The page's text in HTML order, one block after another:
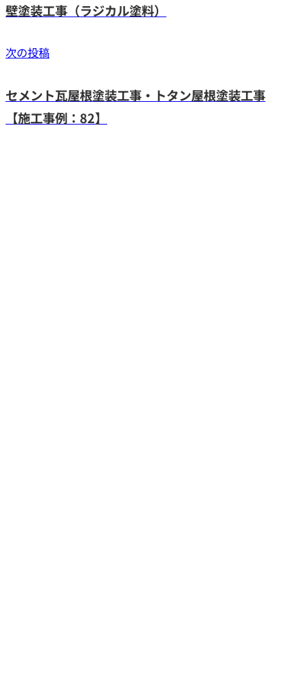
壁塗装工事（ラジカル塗料）
次の投稿
セメント瓦屋根塗装工事・トタン屋根塗装工事
【施工事例：82】